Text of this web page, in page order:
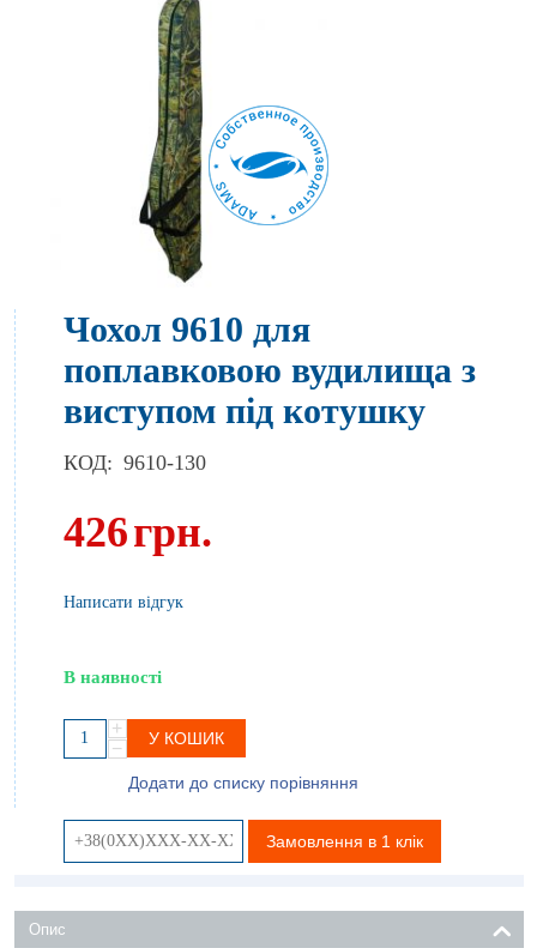
Чохол 9610 для
поплавковою вудилища з
виступом під котушку
КОД: 9610-130
426грн.
Написати відгук
В наявності
+
−
У КОШИК
Додати до списку порівняння
Замовлення в 1 клік
Опис